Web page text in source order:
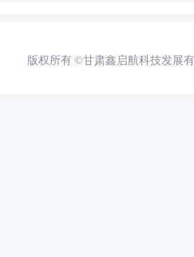
版权所有 ©甘肃鑫启航科技发展